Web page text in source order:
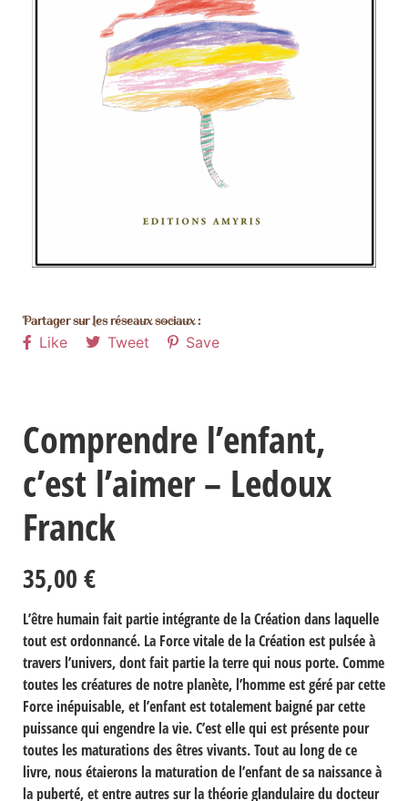
Partager sur les réseaux sociaux :
Like Tweet Save
Comprendre l’enfant,
c’est l’aimer – Ledoux
Franck
35,00 €
L’être humain fait partie intégrante de la Création dans laquelle
tout est ordonnancé. La Force vitale de la Création est pulsée à
travers l’univers, dont fait partie la terre qui nous porte. Comme
toutes les créatures de notre planète, l’homme est géré par cette
Force inépuisable, et l’enfant est totalement baigné par cette
puissance qui engendre la vie. C’est elle qui est présente pour
toutes les maturations des êtres vivants. Tout au long de ce
livre, nous étaierons la maturation de l’enfant de sa naissance à
la puberté, et entre autres sur la théorie glandulaire du docteur